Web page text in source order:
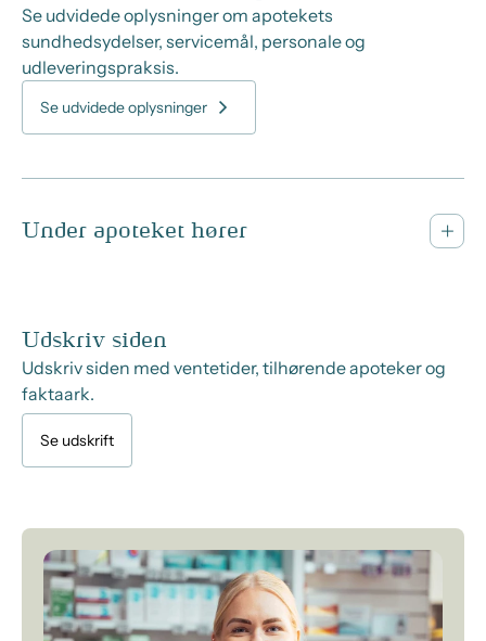
Se udvidede oplysninger om apotekets
sundhedsydelser, servicemål, personale og
udleveringspraksis.
Se udvidede oplysninger
Under apoteket hører
Udskriv siden
Udskriv siden med ventetider, tilhørende apoteker og
faktaark.
Se udskrift